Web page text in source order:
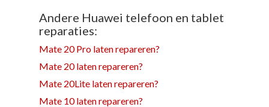
Andere Huawei telefoon en tablet
reparaties:
Mate 20 Pro laten repareren?
Mate 20 laten repareren?
Mate 20Lite laten repareren?
Mate 10 laten repareren?